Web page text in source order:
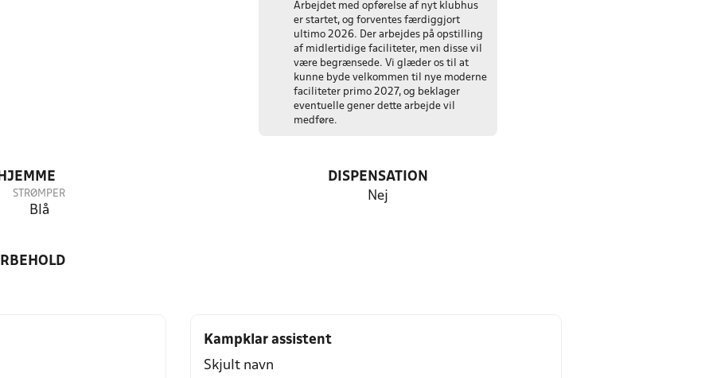
Arbejdet med opførelse af nyt klubhus
er startet, og forventes færdiggjort
ultimo 2026. Der arbejdes på opstilling
af midlertidige faciliteter, men disse vil
være begrænsede. Vi glæder os til at
kunne byde velkommen til nye moderne
faciliteter primo 2027, og beklager
eventuelle gener dette arbejde vil
medføre.
STRØMPER
Blå
DISPENSATION
Nej
Kampklar assistent
Skjult navn